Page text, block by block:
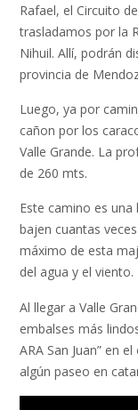
Rafael, el Circuito
trasladamos por la
Nihuil. Allí, podrán
provincia de
Luego, ya por
cañon por los
Valle Grande. La
de 260 mts.
Este camino es
bajen cuantas
máximo de esta
del agua y el viento.
Al llegar a Valle
embalses más
ARA San Juan” en
algún paseo en